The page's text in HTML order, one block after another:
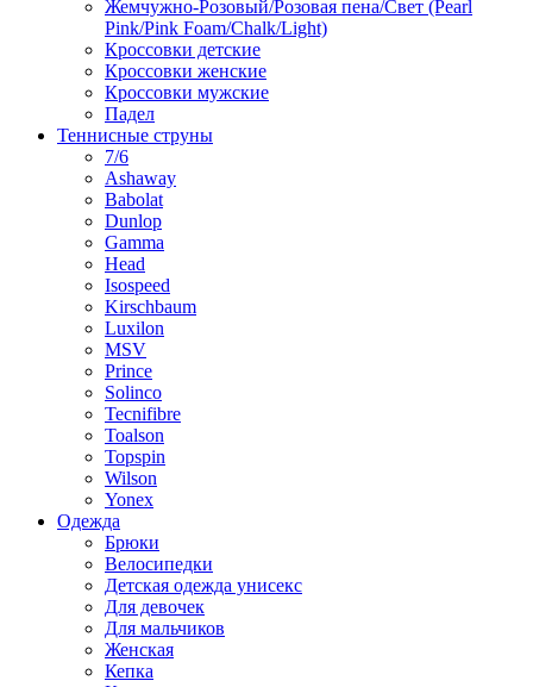
Жемчужно-Розовый/Розовая пена/Свет (Pearl
Pink/Pink Foam/Chalk/Light)
Кроссовки детские
Кроссовки женские
Кроссовки мужские
Падел
Теннисные струны
7/6
Ashaway
Babolat
Dunlop
Gamma
Head
Isospeed
Kirschbaum
Luxilon
MSV
Prince
Solinco
Tecnifibre
Toalson
Topspin
Wilson
Yonex
Одежда
Брюки
Велосипедки
Детская одежда унисекс
Для девочек
Для мальчиков
Женская
Кепка